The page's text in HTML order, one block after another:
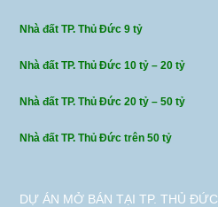
Nhà đất TP. Thủ Đức 9 tỷ
Nhà đất TP. Thủ Đức 10 tỷ – 20 tỷ
Nhà đất TP. Thủ Đức 20 tỷ – 50 tỷ
Nhà đất TP. Thủ Đức trên 50 tỷ
DỰ ÁN MỞ BÁN TẠI TP. THỦ ĐỨC